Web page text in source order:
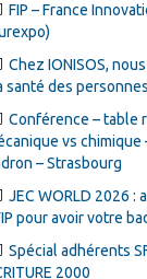
FIP – France
Chez IONISOS,
santé des
Conférence – table
vs chimique
– Strasbourg
JEC WORLD 2026
pour avoir votre
Spécial adhérents
2000